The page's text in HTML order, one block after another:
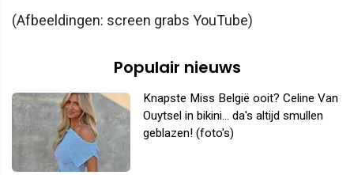
(Afbeeldingen: screen grabs YouTube)
Populair nieuws
Knapste Miss België ooit? Celine Van
Ouytsel in bikini... da's altijd smullen
geblazen! (foto's)